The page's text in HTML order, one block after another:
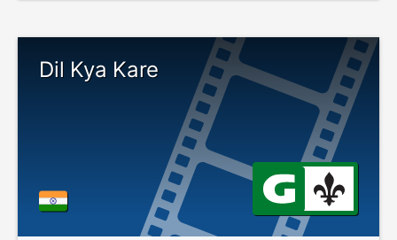
Dil Kya Kare